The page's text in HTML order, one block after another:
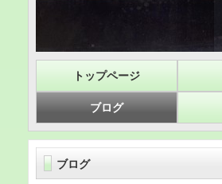
トップページ
ブログ
ブログ